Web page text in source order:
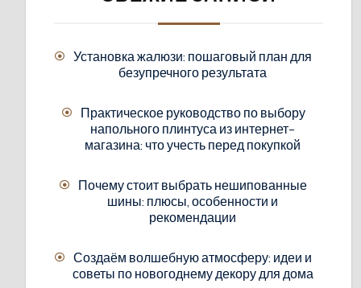
Установка жалюзи: пошаговый план для
безупречного результата
Практическое руководство по выбору
напольного плинтуса из интернет-
магазина: что учесть перед покупкой
Почему стоит выбрать нешипованные
шины: плюсы, особенности и
рекомендации
Создаём волшебную атмосферу: идеи и
советы по новогоднему декору для дома